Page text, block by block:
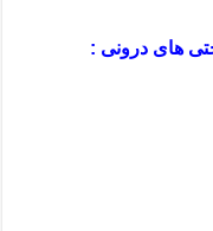
های درونی :